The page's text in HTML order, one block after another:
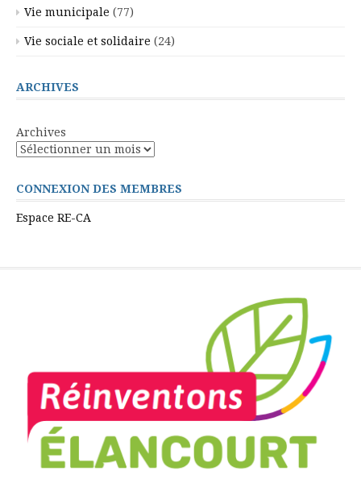
Vie municipale (77)
Vie sociale et solidaire (24)
ARCHIVES
Archives
CONNEXION DES MEMBRES
Espace RE-CA